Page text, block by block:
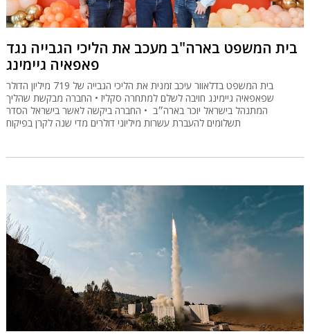
בית המשפט בארה"ב מעכב את הליכי הגבייה נגד
פאפאיה גיימינג
בית המשפט בדלאוור עיכב זמנית את הליכי הגבייה של 719 מיליון הדולר
שפאפאיה גיימינג חויבה לשלם למתחרה סקליז • החברה מבקשת שהליך
המתנהל בישראל יוכר בארה״ב • החברה ביקשה לאשר בישראל הסדר
תשלומים להעברת עשרות מיליוני דולרים מדי שנה לקרן בפיקוח